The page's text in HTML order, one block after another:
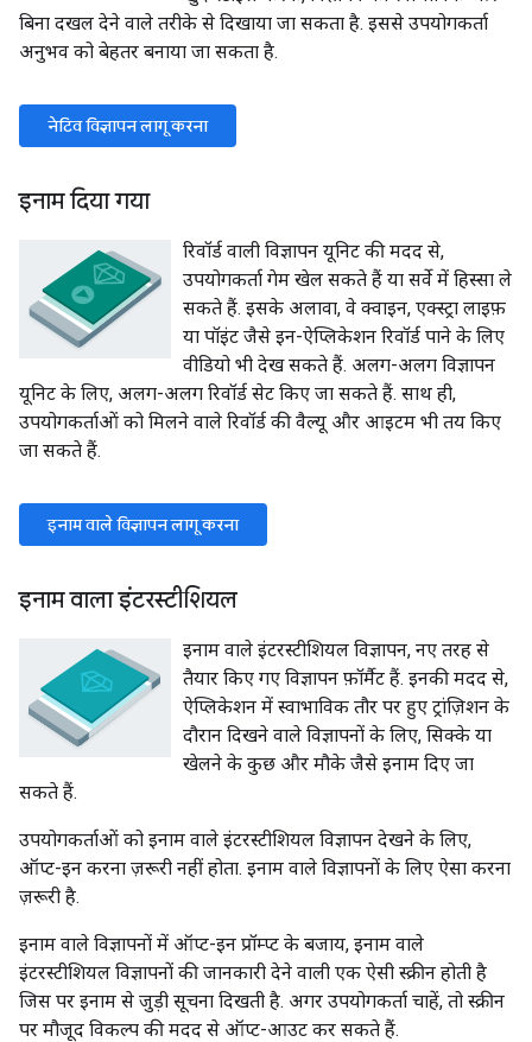
बिना दखल देने वाले तरीके से दिखाया जा सकता है. इससे उपयोगकर्ता
अनुभव को बेहतर बनाया जा सकता है.
नेटिव विज्ञापन लागू करना
इनाम दिया गया
रिवॉर्ड वाली विज्ञापन यूनिट की मदद से,
उपयोगकर्ता गेम खेल सकते हैं या सर्वे में हिस्सा ले
सकते हैं. इसके अलावा, वे क्वाइन, एक्स्ट्रा लाइफ़
या पॉइंट जैसे इन-ऐप्लिकेशन रिवॉर्ड पाने के लिए
वीडियो भी देख सकते हैं. अलग-अलग विज्ञापन
यूनिट के लिए, अलग-अलग रिवॉर्ड सेट किए जा सकते हैं. साथ ही,
उपयोगकर्ताओं को मिलने वाले रिवॉर्ड की वैल्यू और आइटम भी तय किए
जा सकते हैं.
इनाम वाले विज्ञापन लागू करना
इनाम वाला इंटरस्टीशियल
इनाम वाले इंटरस्टीशियल विज्ञापन, नए तरह से
तैयार किए गए विज्ञापन फ़ॉर्मैट हैं. इनकी मदद से,
ऐप्लिकेशन में स्वाभाविक तौर पर हुए ट्रांज़िशन के
दौरान दिखने वाले विज्ञापनों के लिए, सिक्के या
खेलने के कुछ और मौके जैसे इनाम दिए जा
सकते हैं.
उपयोगकर्ताओं को इनाम वाले इंटरस्टीशियल विज्ञापन देखने के लिए,
ऑप्ट-इन करना ज़रूरी नहीं होता. इनाम वाले विज्ञापनों के लिए ऐसा करना
ज़रूरी है.
इनाम वाले विज्ञापनों में ऑप्ट-इन प्रॉम्प्ट के बजाय, इनाम वाले
इंटरस्टीशियल विज्ञापनों की जानकारी देने वाली एक ऐसी स्क्रीन होती है
जिस पर इनाम से जुड़ी सूचना दिखती है. अगर उपयोगकर्ता चाहें, तो स्क्रीन
पर मौजूद विकल्प की मदद से ऑप्ट-आउट कर सकते हैं.